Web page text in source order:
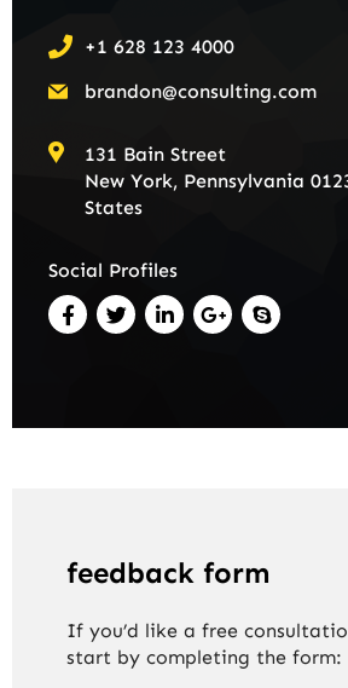
+1 628 123 4000
brandon@consulting.com
131 Bain Street
New York, Pennsylvania
States
Social Profiles
feedback form
If you’d like a free
start by completing the form: